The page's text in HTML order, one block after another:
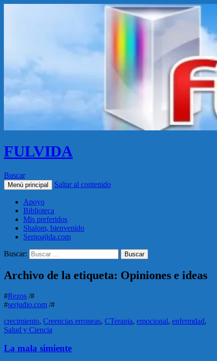
FULVIDA
Buscar
Menú principal Saltar al contenido
Apoyo
Biblioteca
Mis preferidos
Shalom, bienvenido
Sernoajida.com
Buscar:
Archivo de la etiqueta: Opiniones e ideas
#Rezos /#
#serjudio.com /#
crecimiento, Creencias erroneas, CTerapia, emocional, enfermdad,
Salud y Ciencia
La mala simiente